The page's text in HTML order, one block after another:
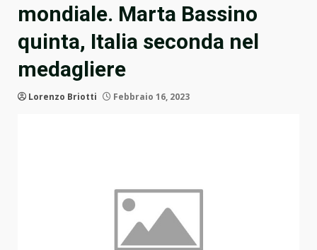
mondiale. Marta Bassino
quinta, Italia seconda nel
medagliere
Lorenzo Briotti Febbraio 16, 2023